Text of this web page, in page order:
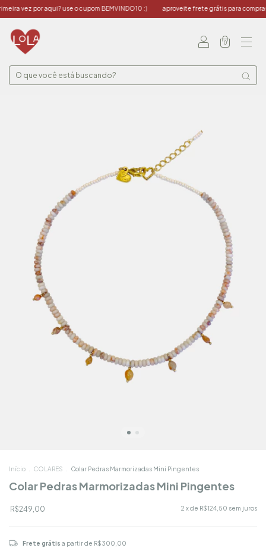
vez por aqui? use o cupom BEMVINDO10 :) aproveite frete grátis para compras
0
Início COLARES Colar Pedras Marmorizadas Mini Pingentes
Colar Pedras Marmorizadas Mini Pingentes
R$249,00 2 x de R$124,50 sem juros
Frete grátis a partir de R$300,00